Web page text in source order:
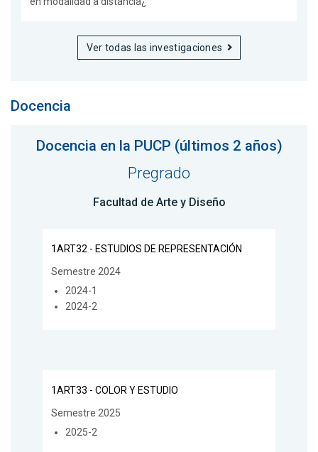
Ver todas las investigaciones
Docencia
Docencia en la PUCP (últimos 2 años)
Pregrado
Facultad de Arte y Diseño
1ART32 - ESTUDIOS DE REPRESENTACIÓN
Semestre 2024
2024-1
2024-2
1ART33 - COLOR Y ESTUDIO
Semestre 2025
2025-2